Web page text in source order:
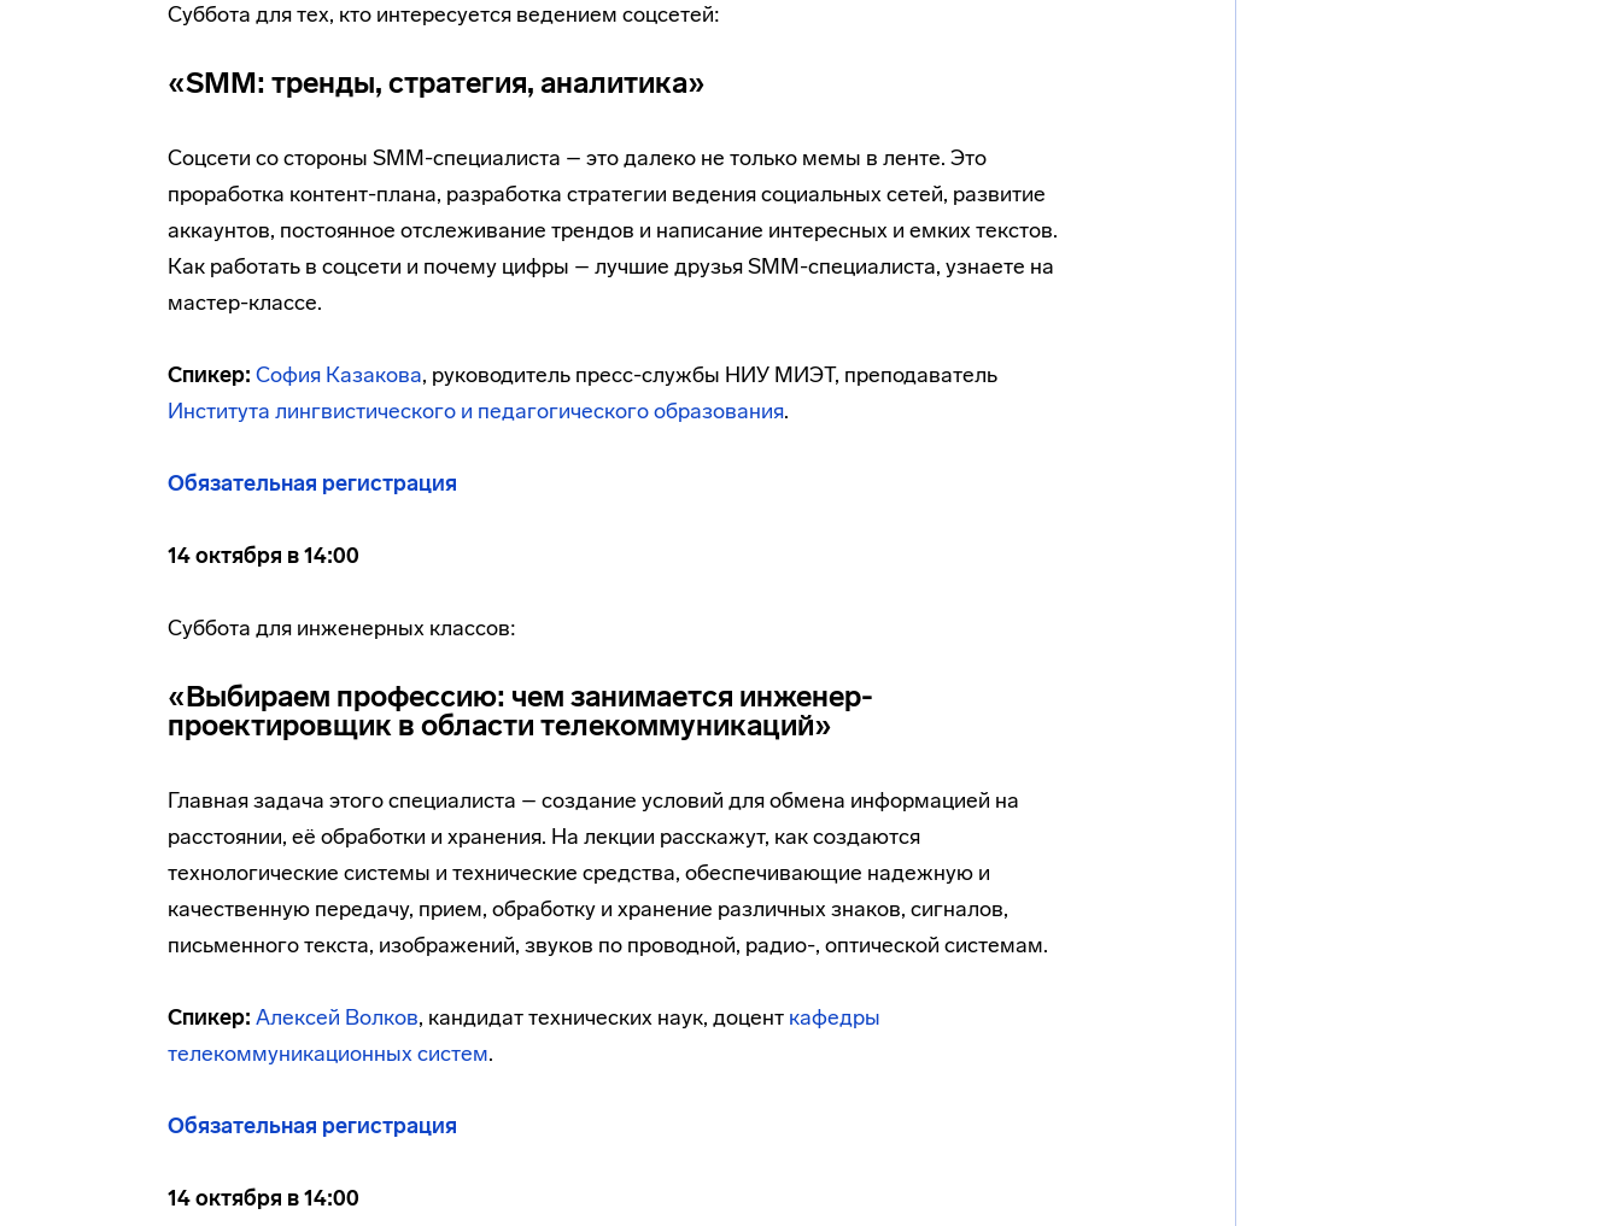
Суббота для тех, кто интересуется ведением соцсетей:
«SMM: тренды, стратегия, аналитика»
Соцсети со стороны SMM-специалиста – это далеко не только мемы в ленте. Это
проработка контент-плана, разработка стратегии ведения социальных сетей, развитие
аккаунтов, постоянное отслеживание трендов и написание интересных и емких текстов.
Как работать в соцсети и почему цифры – лучшие друзья SMM-специалиста, узнаете на
мастер-классе.
Спикер: София Казакова, руководитель пресс-службы НИУ МИЭТ, преподаватель
Института лингвистического и педагогического образования.
Обязательная регистрация
14 октября в 14:00
Суббота для инженерных классов:
«Выбираем профессию: чем занимается инженер-
проектировщик в области телекоммуникаций»
Главная задача этого специалиста – создание условий для обмена информацией на
расстоянии, её обработки и хранения. На лекции расскажут, как создаются
технологические системы и технические средства, обеспечивающие надежную и
качественную передачу, прием, обработку и хранение различных знаков, сигналов,
письменного текста, изображений, звуков по проводной, радио-, оптической системам.
Спикер: Алексей Волков, кандидат технических наук, доцент кафедры
телекоммуникационных систем.
Обязательная регистрация
14 октября в 14:00